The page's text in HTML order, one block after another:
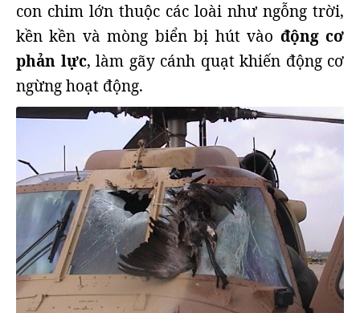
con chim lớn thuộc các loài như ngỗng trời,
kền kền và mòng biển bị hút vào động cơ
phản lực, làm gãy cánh quạt khiến động cơ
ngừng hoạt động.